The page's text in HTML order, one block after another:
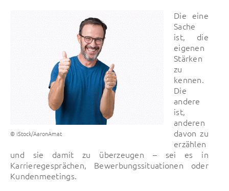
© iStock/AaronAmat
Die eine
Sache
ist, die
eigenen
Stärken
zu
kennen.
Die
andere
ist,
anderen
davon zu
erzählen
und sie damit zu überzeugen – sei es in
Karrieregesprächen, Bewerbungssituationen oder
Kundenmeetings.